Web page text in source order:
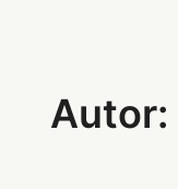
Autor: